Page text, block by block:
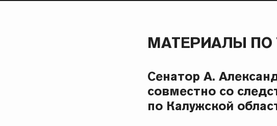
МАТЕРИАЛЫ ПО
Сенатор А.
совместно со
по Калужской